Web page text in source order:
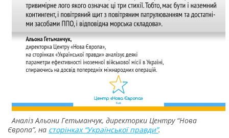
Аналіз Альони Гетьманчук, директорки Центру “Нова
Європа”, на сторінках “Української правди”.